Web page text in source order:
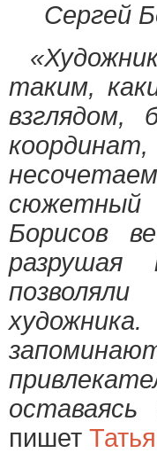
Сергей
таким,
взглядом,
сюжетный
Борисов
разрушая
пишет